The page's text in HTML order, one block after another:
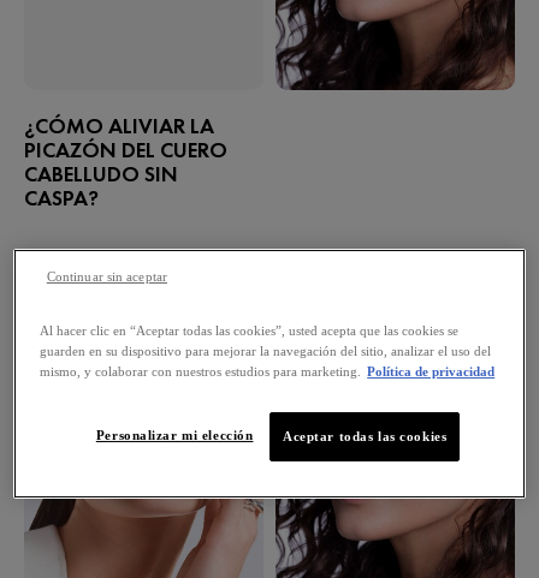
¿CÓMO ALIVIAR LA
PICAZÓN DEL CUERO
CABELLUDO SIN
CASPA?
Al hacer clic en “Aceptar todas las cookies”, usted acepta que las cookies se
guarden en su dispositivo para mejorar la navegación del sitio, analizar el uso del
mismo, y colaborar con nuestros estudios para marketing.
Política de privacidad
Aceptar todas las cookies
Personalizar mi elección
Continuar sin aceptar